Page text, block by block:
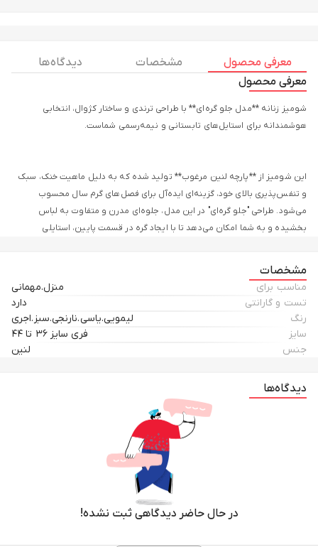
معرفی محصول مشخصات
دیدگاه ها
معرفی محصول
شومیز زنانه **مدل جلو گره‌ای** با طراحی ترندی و ساختار کژوال، انتخابی
هوشمندانه برای استایل‌های تابستانی و نیمه‌رسمی شماست.
این شومیز از **پارچه لنین مرغوب** تولید شده که به دلیل ماهیت خنک، سبک
و تنفس‌پذیری بالای خود، گزینه‌ای ایده‌آل برای فصل‌های گرم سال محسوب
می‌شود. طراحی "جلو گره‌ای" در این مدل، جلوه‌ای مدرن و متفاوت به لباس
بخشیده و به شما امکان می‌دهد تا با ایجاد گره در قسمت پایین، استایلی
این محصول به صورت **فری‌سایز** طراحی شده و با برش آزاد و خوش‌دوخت
خود، برای بازه سایزی **36 تا 44** تن‌خور بسیار شیک و راحتی دارد.
که به‌راحتی با شلوارهای جین، مام‌استایل و کتان ست شده و ظاهری آراسته و
به‌روز را برای شما به ارمغان می‌آورد.
مشخصات
مناسب برای
منزل.مهمانی
تست و گارانتی
دارد
رنگ
لیمویی.یاسی.نارنجی.سبز.اجری
سایز
فری سایز ۳۶ تا ۴۴
جنس
لنین
دیدگاه‌ها
در حال حاضر دیدگاهی ثبت نشده!